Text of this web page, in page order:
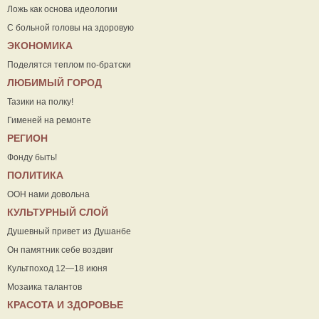
Ложь как основа идеологии
С больной головы на здоровую
ЭКОНОМИКА
Поделятся теплом по-братски
ЛЮБИМЫЙ ГОРОД
Тазики на полку!
Гименей на ремонте
РЕГИОН
Фонду быть!
ПОЛИТИКА
ООН нами довольна
КУЛЬТУРНЫЙ СЛОЙ
Душевный привет из Душанбе
Он памятник себе воздвиг
Культпоход 12—18 июня
Мозаика талантов
КРАСОТА И ЗДОРОВЬЕ